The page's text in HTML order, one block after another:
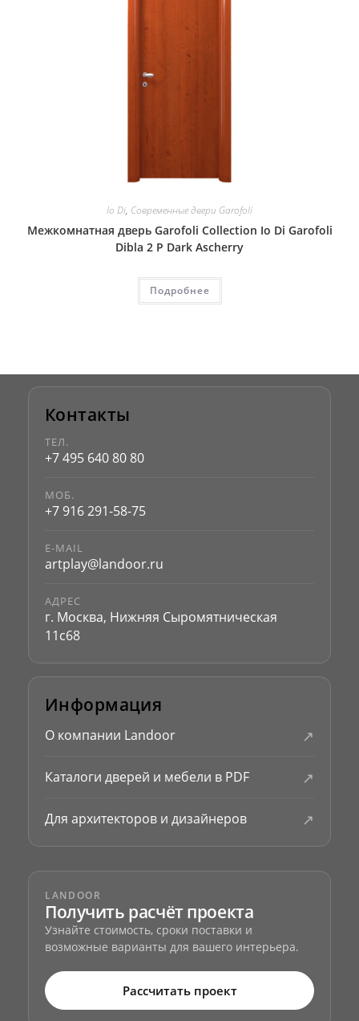
Io Di, Современные двери Garofoli
Межкомнатная дверь Garofoli Collection Io Di Garofoli
Dibla 2 P Dark Ascherry
Подробнее
Контакты
ТЕЛ.
+7 495 640 80 80
МОБ.
+7 916 291-58-75
E-MAIL
artplay@landoor.ru
АДРЕС
г. Москва, Нижняя Сыромятническая
11с68
Информация
О компании Landoor ↗
Каталоги дверей и мебели в PDF ↗
Для архитекторов и дизайнеров ↗
LANDOOR
Получить расчёт проекта
Узнайте стоимость, сроки поставки и
возможные варианты для вашего интерьера.
Рассчитать проект